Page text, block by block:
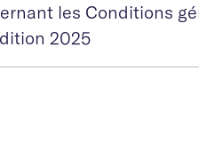
les Conditions
2025